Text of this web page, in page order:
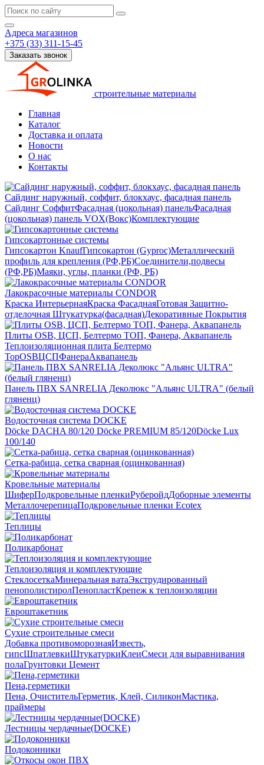
Адреса магазинов
+375 (33) 311-15-45
Заказать звонок
строительные материалы
Главная
Каталог
Доставка и оплата
Новости
О нас
Контакты
Сайдинг наружный, соффит, блокхаус, фасадная панель
Сайдинг СоффитФасадная (цокольная) панельФасадная
(цокольная) панель VOX(Вокс)Комплектующие
Гипсокартонные системы
Гипсокартон KnaufГипсокартон (Gyproc)Металлический
профиль для крепления (РФ,РБ)Соединители,подвесы
(РФ,РБ)Маяки, углы, планки (РФ, РБ)
Лакокрасочные материалы CONDOR
Краска ИнтерьернаяКраска ФасаднаяГотовая Защитно-
отделочная Штукатурка(фасадная)Декоративные Покрытия
Плиты OSB, ЦСП, Белтермо ТОП, Фанера, Аквапанель
Теплоизоляционная плита Белтермо
TopOSBЦСПФанераАквапанель
Панель ПВХ SANRELIA Деколюкс "Альянс ULTRA" (белый
гляненц)
Водосточная система DOCKE
Döсkе DACHA 80/120 Döcke PREMIUM 85/120Döсkе Luх
100/140
Сетка-рабица, сетка сварная (оцинкованная)
Кровельные материалы
ШиферПодкровельные пленкиРуберойдДоборные элементы
МеталлочерепицаПодкровельные пленки Ecotex
Теплицы
Поликарбонат
Теплоизоляция и комплектующие
СтеклосеткаМинеральная ватаЭкструдированный
пенополистиролПенопластКрепеж к теплоизоляции
Евроштакетник
Сухие строительные смеси
Добавка противоморознаяИзвесть,
гипсШпатлевкиШтукатуркиКлеиСмеси для выравнивания
полаГрунтовки Цемент
Пена,герметики
Пена, ОчистительГерметик, Клей, СиликонМастика,
праймеры
Лестницы чердачные(DOCKE)
Подоконники